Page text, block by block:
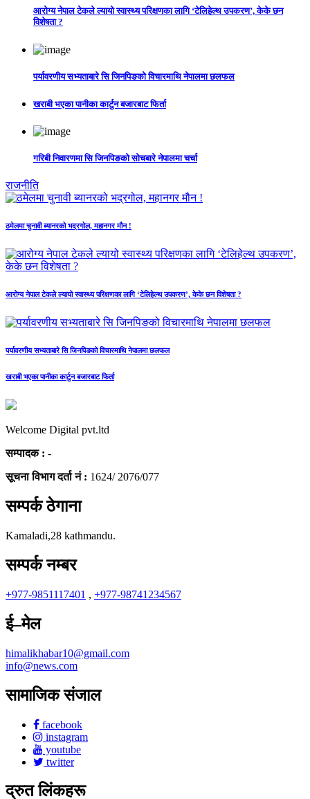
आरोग्य नेपाल टेकले ल्यायो स्वास्थ्य परिक्षणका लागि ‘टेलिहेल्थ उपकरण’, केके छन
विशेषता ?
पर्यावरणीय सभ्यताबारे सि जिनपिङको विचारमाथि नेपालमा छलफल
खराबी भएका पानीका कार्टुन बजारबाट फिर्ता
गरिबी निवारणमा सि जिनपिङको सोचबारे नेपालमा चर्चा
राजनीति
ठमेलमा चुनावी ब्यानरको भद्रगोल, महानगर मौन !
आरोग्य नेपाल टेकले ल्यायो स्वास्थ्य परिक्षणका लागि ‘टेलिहेल्थ उपकरण’, केके छन विशेषता ?
पर्यावरणीय सभ्यताबारे सि जिनपिङको विचारमाथि नेपालमा छलफल
खराबी भएका पानीका कार्टुन बजारबाट फिर्ता
Welcome Digital pvt.ltd
सम्पादक : -
सूचना विभाग दर्ता नं : 1624/ 2076/077
सम्पर्क ठेगाना
Kamaladi,28 kathmandu.
सम्पर्क नम्बर
+977-9851117401 , +977-98741234567
ई–मेल
himalikhabar10@gmail.com
info@news.com
सामाजिक संजाल
facebook
instagram
youtube
twitter
द्रुत लिंकहरू